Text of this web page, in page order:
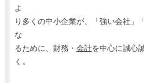
よ
り多くの中小企業が、「強い会社」
な
るために、財務・ 会計を中心に誠心
く。